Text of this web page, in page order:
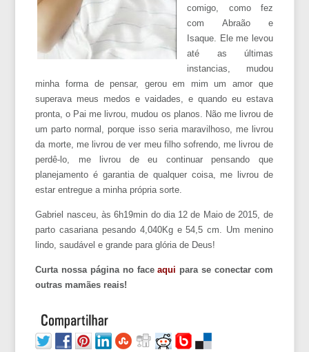
comigo, como fez
com Abraão e
Isaque. Ele me levou
até as últimas
instancias, mudou
minha forma de pensar, gerou em mim um amor que
superava meus medos e vaidades, e quando eu estava
pronta, o Pai me livrou, mudou os planos. Não me livrou de
um parto normal, porque isso seria maravilhoso, me livrou
da morte, me livrou de ver meu filho sofrendo, me livrou de
perdê-lo, me livrou de eu continuar pensando que
planejamento é garantia de qualquer coisa, me livrou de
estar entregue a minha própria sorte.
Gabriel nasceu, às 6h19min do dia 12 de Maio de 2015, de
parto casariana pesando 4,040Kg e 54,5 cm. Um menino
lindo, saudável e grande para glória de Deus!
Curta nossa página no faceaqui para se conectar com
outras mamães reais!